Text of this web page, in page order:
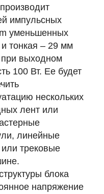
импульсных
уменьшенных
и тонкая – 29 мм
выходном
100 Вт. Ее будет
нескольких
лент или
линейные
трековые
блока
напряжение